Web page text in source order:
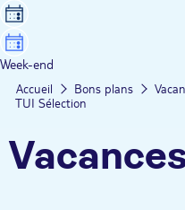
Week-end
Accueil Bons plans
TUI Sélection